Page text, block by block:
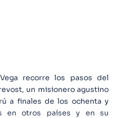
recorre los pasos del
un misionero agustino
a finales de los ochenta y
en otros países y en su